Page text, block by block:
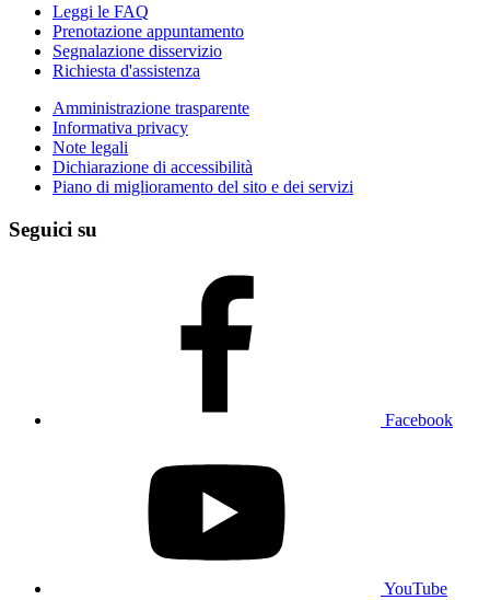
Leggi le FAQ
Prenotazione appuntamento
Segnalazione disservizio
Richiesta d'assistenza
Amministrazione trasparente
Informativa privacy
Note legali
Dichiarazione di accessibilità
Piano di miglioramento del sito e dei servizi
Seguici su
Facebook
YouTube